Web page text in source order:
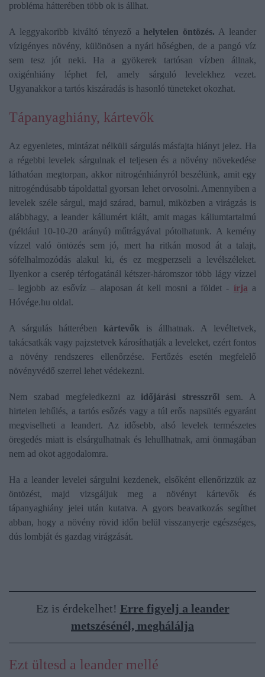
probléma hátterében több ok is állhat.
A leggyakoribb kiváltó tényező a helytelen öntözés. A leander
vízigényes növény, különösen a nyári hőségben, de a pangó víz
sem tesz jót neki. Ha a gyökerek tartósan vízben állnak,
oxigénhiány léphet fel, amely sárguló levelekhez vezet.
Ugyanakkor a tartós kiszáradás is hasonló tüneteket okozhat.
Tápanyaghiány, kártevők
Az egyenletes, mintázat nélküli sárgulás másfajta hiányt jelez. Ha
a régebbi levelek sárgulnak el teljesen és a növény növekedése
láthatóan megtorpan, akkor nitrogénhiányról beszélünk, amit egy
nitrogéndúsabb tápoldattal gyorsan lehet orvosolni. Amennyiben a
levelek széle sárgul, majd szárad, barnul, miközben a virágzás is
alábbhagy, a leander káliumért kiált, amit magas káliumtartalmú
(például 10-10-20 arányú) műtrágyával pótolhatunk. A kemény
vízzel való öntözés sem jó, mert ha ritkán mosod át a talajt,
sófelhalmozódás alakul ki, és ez megperzseli a levélszéleket.
Ilyenkor a cserép térfogatánál kétszer-háromszor több lágy vízzel
– legjobb az esővíz – alaposan át kell mosni a földet - írja a
Hóvége.hu oldal.
A sárgulás hátterében kártevők is állhatnak. A levéltetvek,
takácsatkák vagy pajzstetvek károsíthatják a leveleket, ezért fontos
a növény rendszeres ellenőrzése. Fertőzés esetén megfelelő
növényvédő szerrel lehet védekezni.
Nem szabad megfeledkezni az időjárási stresszről sem. A
hirtelen lehűlés, a tartós esőzés vagy a túl erős napsütés egyaránt
megviselheti a leandert. Az idősebb, alsó levelek természetes
öregedés miatt is elsárgulhatnak és lehullhatnak, ami önmagában
nem ad okot aggodalomra.
Ha a leander levelei sárgulni kezdenek, elsőként ellenőrizzük az
öntözést, majd vizsgáljuk meg a növényt kártevők és
tápanyaghiány jelei után kutatva. A gyors beavatkozás segíthet
abban, hogy a növény rövid időn belül visszanyerje egészséges,
dús lombját és gazdag virágzását.
Ez is érdekelhet! Erre figyelj a leander
metszésénél, meghálálja
Ezt ültesd a leander mellé